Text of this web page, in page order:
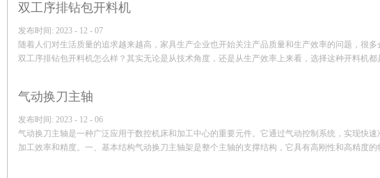
双工序排钻包开料机
发布时间: 2023 - 12 - 07
随着人们对生活质量的追求越来越高，家具生产企业也开始关注产品质量和生产效率的问题，很
双工序排钻包开料机怎么样？其实无论是从技术角度，还是从生产效率上来看，选择这种开料机都
气动换刀主轴
发布时间: 2023 - 12 - 06
气动换刀主轴是一种广泛应用于数控机床和加工中心的重要元件。它通过气动控制系统，实现快
加工效率和精度。一、基本结构气动换刀主轴架是整个主轴的支撑结构，它具有高刚性和高精度的